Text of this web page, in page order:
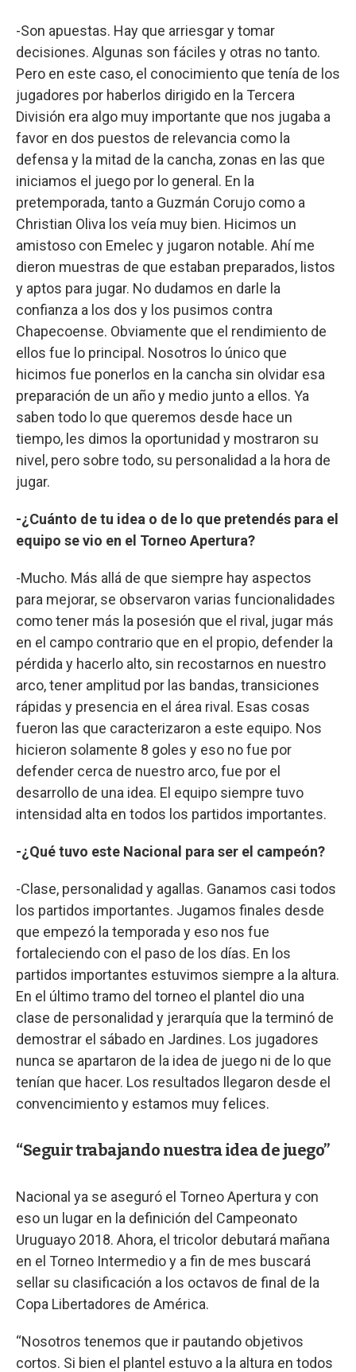
-Son apuestas. Hay que arriesgar y tomar
decisiones. Algunas son fáciles y otras no tanto.
Pero en este caso, el conocimiento que tenía de los
jugadores por haberlos dirigido en la Tercera
División era algo muy importante que nos jugaba a
favor en dos puestos de relevancia como la
defensa y la mitad de la cancha, zonas en las que
iniciamos el juego por lo general. En la
pretemporada, tanto a Guzmán Corujo como a
Christian Oliva los veía muy bien. Hicimos un
amistoso con Emelec y jugaron notable. Ahí me
dieron muestras de que estaban preparados, listos
y aptos para jugar. No dudamos en darle la
confianza a los dos y los pusimos contra
Chapecoense. Obviamente que el rendimiento de
ellos fue lo principal. Nosotros lo único que
hicimos fue ponerlos en la cancha sin olvidar esa
preparación de un año y medio junto a ellos. Ya
saben todo lo que queremos desde hace un
tiempo, les dimos la oportunidad y mostraron su
nivel, pero sobre todo, su personalidad a la hora de
jugar.
-¿Cuánto de tu idea o de lo que pretendés para el
equipo se vio en el Torneo Apertura?
-Mucho. Más allá de que siempre hay aspectos
para mejorar, se observaron varias funcionalidades
como tener más la posesión que el rival, jugar más
en el campo contrario que en el propio, defender la
pérdida y hacerlo alto, sin recostarnos en nuestro
arco, tener amplitud por las bandas, transiciones
rápidas y presencia en el área rival. Esas cosas
fueron las que caracterizaron a este equipo. Nos
hicieron solamente 8 goles y eso no fue por
defender cerca de nuestro arco, fue por el
desarrollo de una idea. El equipo siempre tuvo
intensidad alta en todos los partidos importantes.
-¿Qué tuvo este Nacional para ser el campeón?
-Clase, personalidad y agallas. Ganamos casi todos
los partidos importantes. Jugamos finales desde
que empezó la temporada y eso nos fue
fortaleciendo con el paso de los días. En los
partidos importantes estuvimos siempre a la altura.
En el último tramo del torneo el plantel dio una
clase de personalidad y jerarquía que la terminó de
demostrar el sábado en Jardines. Los jugadores
nunca se apartaron de la idea de juego ni de lo que
tenían que hacer. Los resultados llegaron desde el
convencimiento y estamos muy felices.
“Seguir trabajando nuestra idea de juego”
Nacional ya se aseguró el Torneo Apertura y con
eso un lugar en la definición del Campeonato
Uruguayo 2018. Ahora, el tricolor debutará mañana
en el Torneo Intermedio y a fin de mes buscará
sellar su clasificación a los octavos de final de la
Copa Libertadores de América.
“Nosotros tenemos que ir pautando objetivos
cortos. Si bien el plantel estuvo a la altura en todos